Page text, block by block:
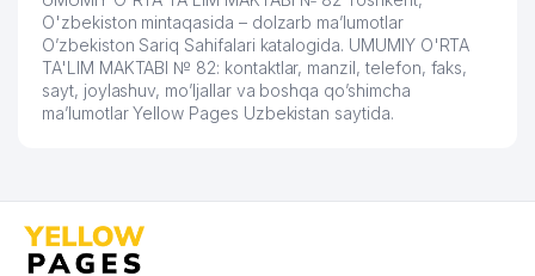
64 BOLALAR BOG'CHASI №445
65 EURO IMPEX TRANS MChJ 499 м
66 WOODLINE ALLIANCE MChJ
№324
O'zbekiston mintaqasida – dolzarb ma’lumotlar
O’zbekiston Sariq Sahifalari katalogida. UMUMIY O'RTA
TA'LIM MAKTABI № 82: kontaktlar, manzil, telefon, faks,
sayt, joylashuv, mo’ljallar va boshqa qo’shimcha
ma’lumotlar Yellow Pages Uzbekistan saytida.